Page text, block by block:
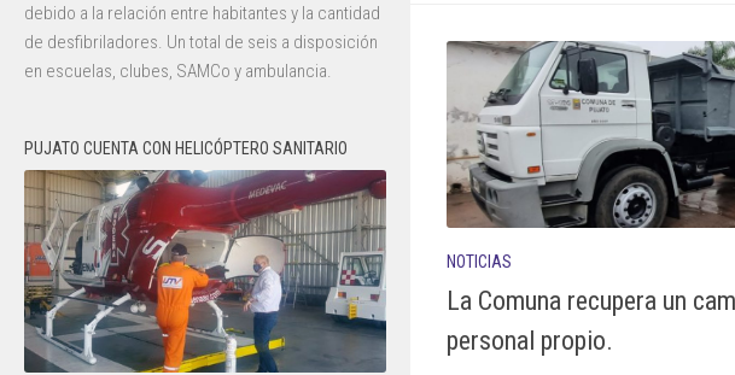
NOTICIAS
La Comuna recupera un
personal propio.
debido a la relación entre habitantes y la cantidad
de desfibriladores. Un total de seis a disposición
en escuelas, clubes, SAMCo y ambulancia.
PUJATO CUENTA CON HELICÓPTERO SANITARIO